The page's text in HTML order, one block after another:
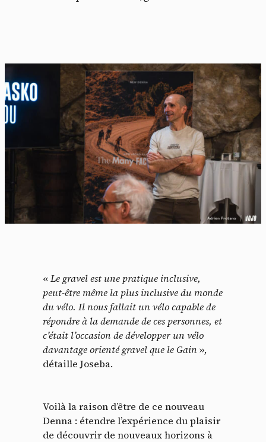
«Le gravel est une pratique inclusive,
peut-être même la plus inclusive du monde
du vélo. Il nous fallait un vélo capable de
répondre à la demande de ces personnes, et
c’était l’occasion de développer un vélo
davantage orienté gravel que le Gain»,
détaille Joseba.
Voilà la raison d’être de ce nouveau
Denna : étendre l’expérience du plaisir
de découvrir de nouveaux horizons à